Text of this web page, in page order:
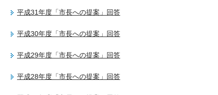
平成31年度「市長への提案」回答
平成30年度「市長への提案」回答
平成29年度「市長への提案」回答
平成28年度「市長への提案」回答